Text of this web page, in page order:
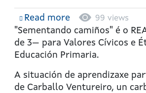
Read moreabout
Sementando
camiños
99 views
"Sementando camiños" é o
de 3— para Valores Cívicos e
Educación Primaria.
A situación de aprendizaxe
de Carballo Ventureiro, un